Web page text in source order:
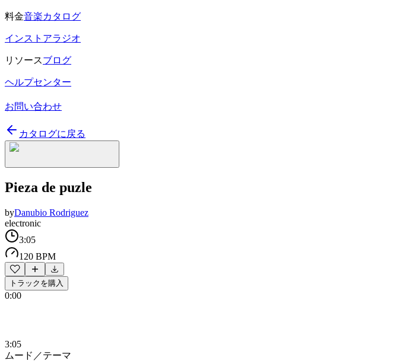
料金音楽カタログ
インストアラジオ
リソースブログ
ヘルプセンター
お問い合わせ
カタログに戻る
Pieza de puzle
byDanubio Rodriguez
electronic
3:05
120 BPM
トラックを購入
0:00
3:05
ムード／テーマ